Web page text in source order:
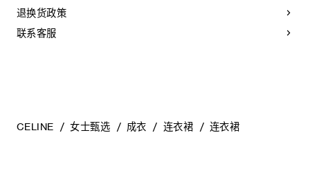
退换货政策
联系客服
CELINE 女士甄选 成衣 连衣裙 连衣裙